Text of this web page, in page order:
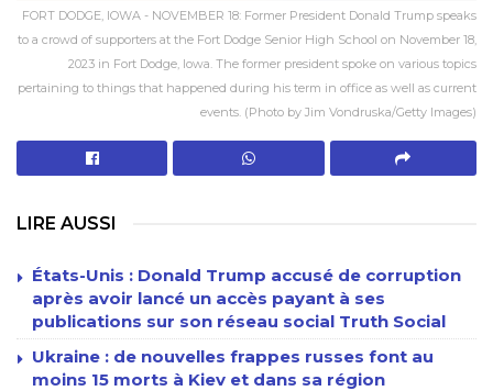
FORT DODGE, IOWA - NOVEMBER 18: Former President Donald Trump speaks
to a crowd of supporters at the Fort Dodge Senior High School on November 18,
2023 in Fort Dodge, Iowa. The former president spoke on various topics
pertaining to things that happened during his term in office as well as current
events. (Photo by Jim Vondruska/Getty Images)
LIRE AUSSI
États-Unis : Donald Trump accusé de corruption
après avoir lancé un accès payant à ses
publications sur son réseau social Truth Social
Ukraine : de nouvelles frappes russes font au
moins 15 morts à Kiev et dans sa région